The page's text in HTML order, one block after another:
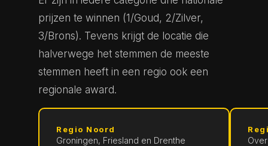
prijzen te winnen (1/Goud, 2/Zilver,
3/Brons). Tevens krijgt de locatie die
halverwege het stemmen de meeste
stemmen heeft in een regio ook een
regionale award.
Regio Noord
Groningen, Friesland en Drenthe